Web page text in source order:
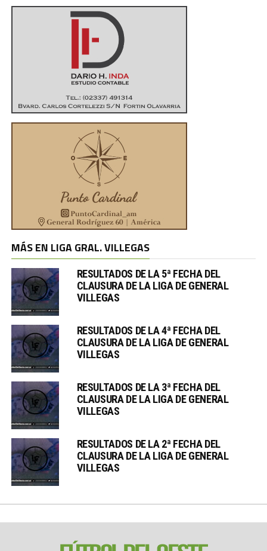
MÁS EN LIGA GRAL. VILLEGAS
RESULTADOS DE LA 5ª FECHA DEL
CLAUSURA DE LA LIGA DE GENERAL
VILLEGAS
RESULTADOS DE LA 4ª FECHA DEL
CLAUSURA DE LA LIGA DE GENERAL
VILLEGAS
RESULTADOS DE LA 3ª FECHA DEL
CLAUSURA DE LA LIGA DE GENERAL
VILLEGAS
RESULTADOS DE LA 2ª FECHA DEL
CLAUSURA DE LA LIGA DE GENERAL
VILLEGAS